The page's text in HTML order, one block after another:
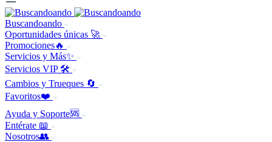
Buscandoando
Oportunidades únicas 🚀
Promociones🔥
Servicios y Más✨
Servicios VIP 🛠️
Cambios y Trueques 🔄
Favoritos❤️
Ayuda y Soporte🆘
Entérate 📖
Nosotros👥